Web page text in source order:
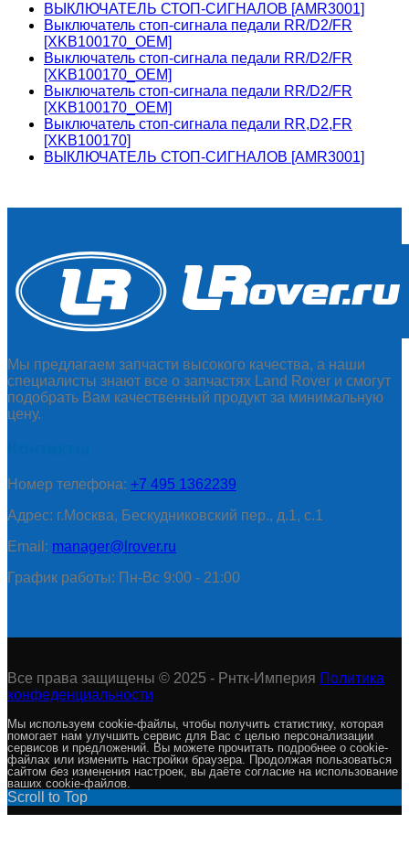
ВЫКЛЮЧАТЕЛЬ СТОП-СИГНАЛОВ [AMR3001]
Выключатель стоп-сигнала педали RR/D2/FR
[XKB100170_OEM]
Выключатель стоп-сигнала педали RR/D2/FR
[XKB100170_OEM]
Выключатель стоп-сигнала педали RR/D2/FR
[XKB100170_OEM]
Выключатель стоп-сигнала педали RR,D2,FR
[XKB100170]
ВЫКЛЮЧАТЕЛЬ СТОП-СИГНАЛОВ [AMR3001]
Мы предлагаем запчасти высокого качества, а наши
специалисты знают все о запчастях Land Rover и смогут
подобрать Вам качественный продукт за минимальную
цену.
Номер телефона: +7 495 1362239
Адрес: г.Москва, Бескудниковский пер., д.1, с.1
Email: manager@lrover.ru
График работы: Пн-Вс 9:00 - 21:00
Все права защищены © 2025 - Рнтк-Империя Политика
конфеденциальности
Мы используем cookie-файлы, чтобы получить статистику, которая
помогает нам улучшить сервис для Вас с целью персонализации
сервисов и предложений. Вы можете прочитать подробнее о cookie-
файлах или изменить настройки браузера. Продолжая пользоваться
сайтом без изменения настроек, вы даёте согласие на использование
ваших cookie-файлов.
Scroll to Top